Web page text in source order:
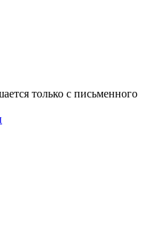
только с письменного